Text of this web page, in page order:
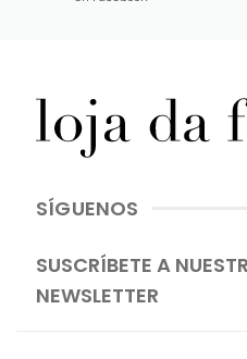
SÍGUENOS
SUSCRÍBETE A
NEWSLETTER